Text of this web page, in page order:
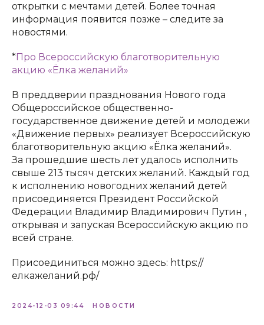
открытки с мечтами детей. Более точная
информация появится позже – следите за
новостями.
*Про Всероссийскую благотворительную
акцию «Ёлка желаний»
В преддверии празднования Нового года
Общероссийское общественно-
государственное движение детей и молодежи
«Движение первых» реализует Всероссийскую
благотворительную акцию «Ёлка желаний».
За прошедшие шесть лет удалось исполнить
свыше 213 тысяч детских желаний. Каждый год
к исполнению новогодних желаний детей
присоединяется Президент Российской
Федерации Владимир Владимирович Путин ,
открывая и запуская Всероссийскую акцию по
всей стране.
Присоединиться можно здесь: https://
елкажеланий.рф/
2024-12-03 09:44 НОВОСТИ